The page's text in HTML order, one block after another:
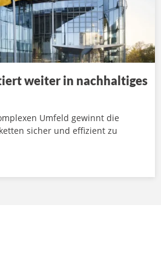
weiter in nachhaltiges
Umfeld gewinnt die
sicher und effizient zu